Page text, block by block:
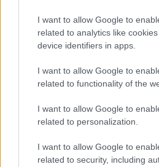
I want to allow Google to
related to analytics like
device identifiers in apps.
I want to allow Google to
related to functionality of the
I want to allow Google to
related to personalization.
I want to allow Google to
related to security, including
Aκολουθήστε μας
παντού…